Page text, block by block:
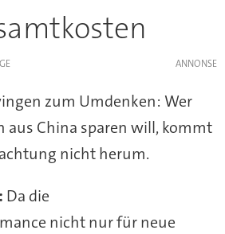
zum Umdenken: Wer
aus China sparen will, kommt
nicht herum.
Da die
nicht nur für neue